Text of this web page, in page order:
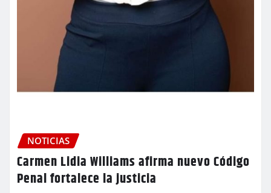
NOTICIAS
Carmen Lidia Williams afirma nuevo Código
Penal fortalece la justicia